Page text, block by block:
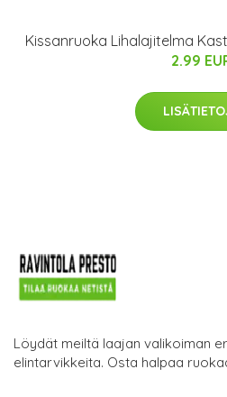
Kissanruoka Lihalajitelma
2.99
Löydät meiltä laajan valikoiman
elintarvikkeita. Osta halpaa